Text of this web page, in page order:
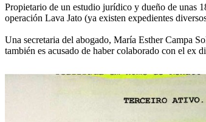
Propietario de un estudio jurídico y dueño de unas
operación Lava Jato (ya existen expedientes
Una secretaria del abogado, María Esther Campa
también es acusado de haber colaborado con el ex